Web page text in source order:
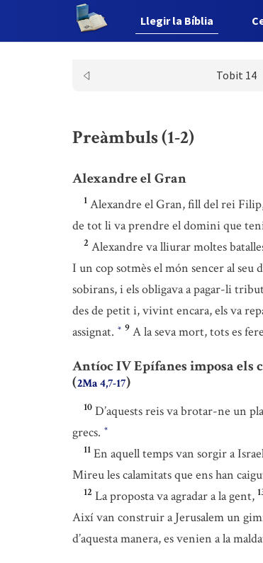
Llegir la Bíblia
Tobit 14
Preàmbuls (1-2)
Alexandre el Gran
1 Alexandre el Gran, fill del rei Filip,
de tot li va prendre el domini que
2 Alexandre va lliurar moltes
I un cop sotmès el món sencer al seu
sobirans, i els obligava a pagar-li
des de petit i, vivint encara, els va
assignat. * 9 A la seva mort, tots es
Antíoc IV Epífanes imposa els
(2Ma 4,7-17)
10 D’aquests reis va brotar-ne un
grecs. *
11 En aquell temps van sorgir a
Mireu les calamitats que ens han
12 La proposta va agradar a la gent,
Així van construir a Jerusalem un
d’aquesta manera, es venien a la